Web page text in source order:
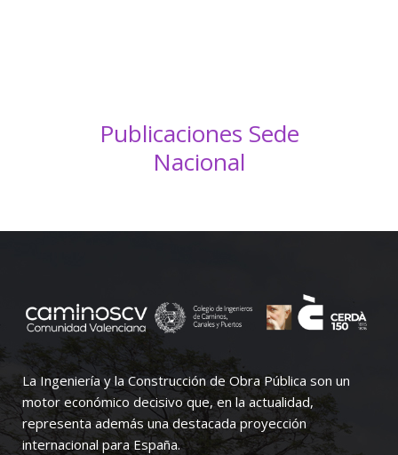
Publicaciones Sede
Nacional
La Ingeniería y la Construcción de Obra Pública son un
motor económico decisivo que, en la actualidad,
representa además una destacada proyección
internacional para España.